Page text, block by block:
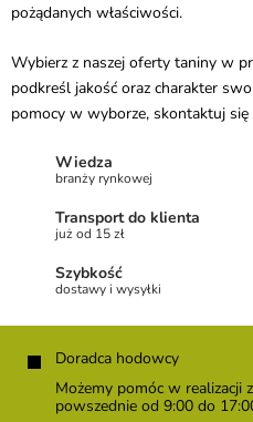
pożądanych właściwości.
Wybierz z naszej oferty taniny w
podkreśl jakość oraz charakter
pomocy w wyborze, skontaktuj się
Wiedza
branży rynkowej
Transport do klienta
już od 15 zł
Szybkość
dostawy i wysyłki
Doradca hodowcy
Możemy pomóc w realizacji
powszednie od 9:00 do